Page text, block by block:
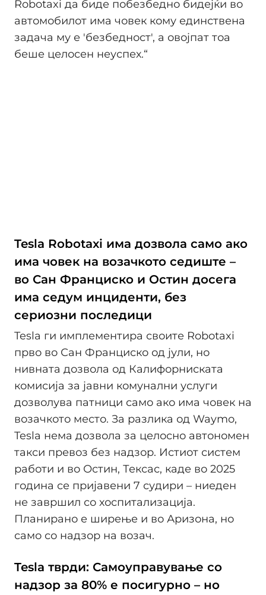
Robotaxi да биде побезбедно бидејќи во
автомобилот има човек кому единствена
задача му е 'безбедност', а овојпат тоа
беше целосен неуспех.“
Tesla Robotaxi има дозвола само ако
има човек на возачкото седиште –
во Сан Франциско и Остин досега
има седум инциденти, без
сериозни последици
Tesla ги имплементира своите Robotaxi
прво во Сан Франциско од јули, но
нивната дозвола од Калифорниската
комисија за јавни комунални услуги
дозволува патници само ако има човек на
возачкото место. За разлика од Waymo,
Tesla нема дозвола за целосно автономен
такси превоз без надзор. Истиот систем
работи и во Остин, Тексас, каде во 2025
година се пријавени 7 судири – ниеден
не завршил со хоспитализација.
Планирано е ширење и во Аризона, но
само со надзор на возач.
Tesla тврди: Самоуправување со
надзор за 80% е посигурно – но